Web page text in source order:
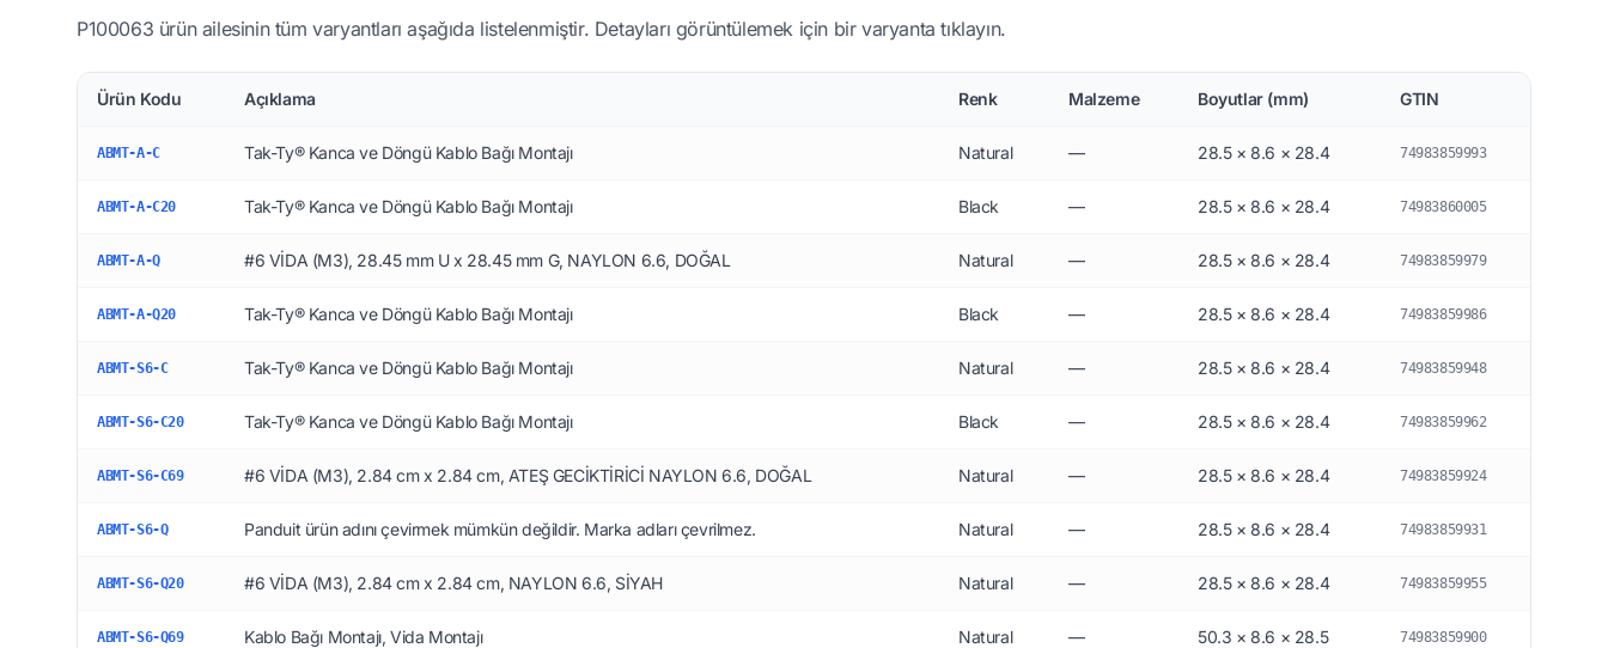
P100063 ürün ailesinin tüm varyantları aşağıda listelenmiştir. Detayları görüntülemek için bir varyanta tıklayın.
Ürün Kodu Açıklama Renk Malzeme Boyutlar (mm) GTIN
ABMT-A-C Tak-Ty® Kanca ve Döngü Kablo Bağı Montajı Natural — 28.5 × 8.6 × 28.4 74983859993
ABMT-A-C20 Tak-Ty® Kanca ve Döngü Kablo Bağı Montajı Black — 28.5 × 8.6 × 28.4 74983860005
ABMT-A-Q #6 VİDA (M3), 28.45 mm U x 28.45 mm G, NAYLON 6.6, DOĞAL Natural — 28.5 × 8.6 × 28.4 74983859979
ABMT-A-Q20 Tak-Ty® Kanca ve Döngü Kablo Bağı Montajı Black — 28.5 × 8.6 × 28.4 74983859986
ABMT-S6-C Tak-Ty® Kanca ve Döngü Kablo Bağı Montajı Natural — 28.5 × 8.6 × 28.4 74983859948
ABMT-S6-C20 Tak-Ty® Kanca ve Döngü Kablo Bağı Montajı Black — 28.5 × 8.6 × 28.4 74983859962
ABMT-S6-C69 #6 VİDA (M3), 2.84 cm x 2.84 cm, ATEŞ GECİKTİRİCİ NAYLON 6.6, DOĞAL Natural — 28.5 × 8.6 × 28.4 74983859924
ABMT-S6-Q Panduit ürün adını çevirmek mümkün değildir. Marka adları çevrilmez. Natural — 28.5 × 8.6 × 28.4 74983859931
ABMT-S6-Q20 #6 VİDA (M3), 2.84 cm x 2.84 cm, NAYLON 6.6, SİYAH Natural — 28.5 × 8.6 × 28.4 74983859955
ABMT-S6-Q69 Kablo Bağı Montajı, Vida Montajı Natural — 50.3 × 8.6 × 28.5 74983859900